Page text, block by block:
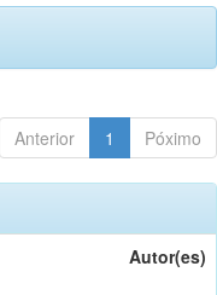
Anterior 1 Póximo
Autor(es)